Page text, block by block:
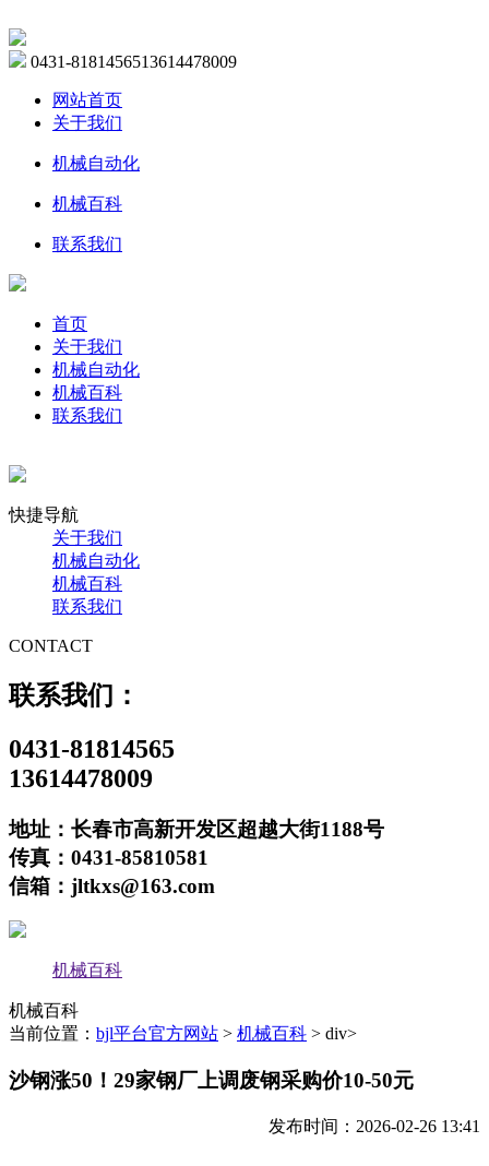
0431-8181456513614478009
网站首页
关于我们
机械自动化
机械百科
联系我们
首页
关于我们
机械自动化
机械百科
联系我们
快捷导航
关于我们
机械自动化
机械百科
联系我们
CONTACT
联系我们：
0431-81814565
13614478009
地址：长春市高新开发区超越大街1188号
传真：0431-85810581
信箱：jltkxs@163.com
机械百科
机械百科
当前位置： bjl平台官方网站 > 机械百科 > div>
沙钢涨50！29家钢厂上调废钢采购价10-50元
发布时间：2026-02-26 13:41